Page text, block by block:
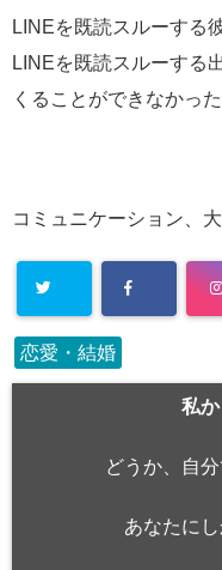
LINEを既読スルーする
LINEを既読スルーする
くることができなかっ
コミュニケーション、大
恋愛・結婚
私
どうか、自
あなたに